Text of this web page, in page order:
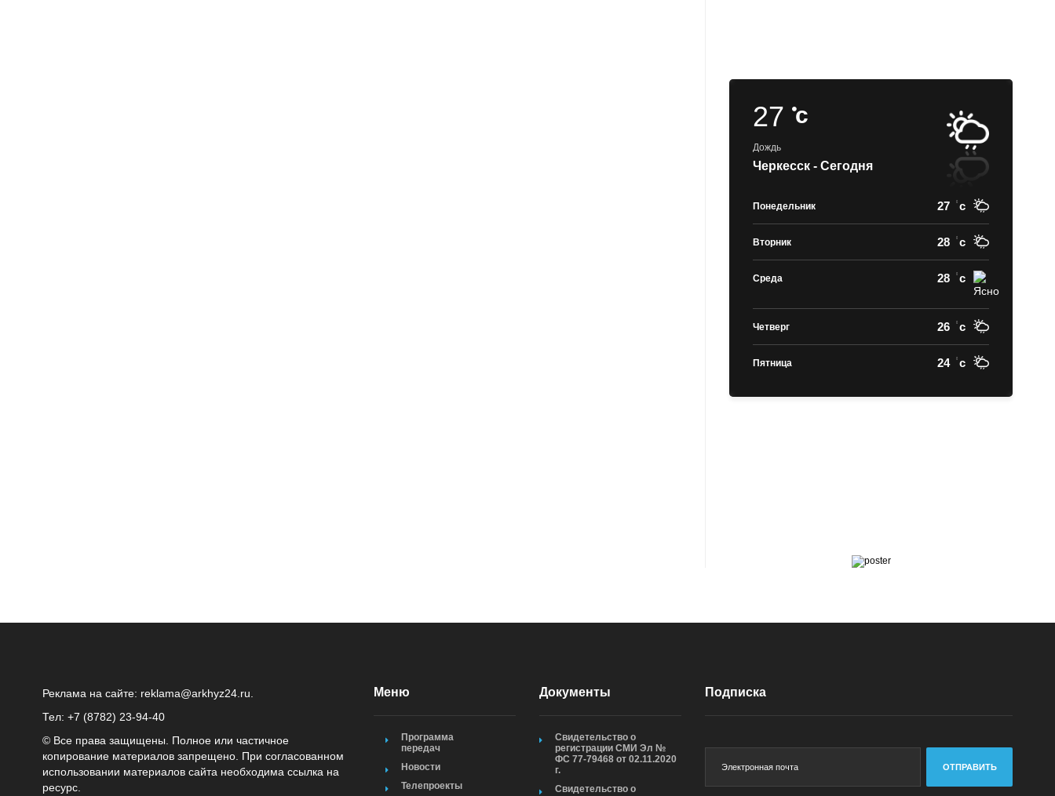
27c
Дождь
Черкесск - Сегодня
Понедельник 27 c
Вторник 28 c
Среда 28 c
Четверг 26 c
Пятница 24 c
Реклама на сайте: reklama@arkhyz24.ru
Тел: +7 (8782) 23‑94‑40
© Все права защищены. Полное или частичное
копирование материалов запрещено. При согласованном
использовании материалов сайта необходима ссылка на
ресурс.
Меню
Программа
передач
Новости
Телепроекты
Документы
Свидетельство о
регистрации СМИ Эл №
ФС 77-79468 от 02.11.2020
г.
Свидетельство о
Подписка
ОТПРАВИТЬ